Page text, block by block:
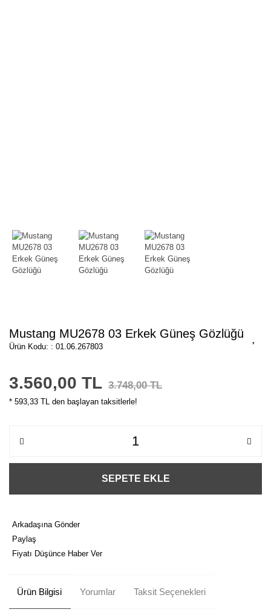
Mustang MU2678 03 Erkek Güneş Gözlüğü
Ürün Kodu: : 01.06.267803
3.560,00 TL 3.748,00 TL
* 593,33 TL den başlayan taksitlerle!
SEPETE EKLE
Arkadaşına Gönder
Paylaş
Fiyatı Düşünce Haber Ver
Ürün Bilgisi Yorumlar Taksit Seçenekleri